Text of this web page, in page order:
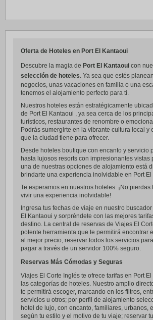
Oferta de Hoteles en Port El Kantaoui
Descubre la magia de Port El Kantaoui con
selección de hoteles. Ya sea que estés
negocios, unas vacaciones en familia o una
tenemos el alojamiento perfecto para ti.
Nuestros hoteles están estratégicamente
de Port El Kantaoui , ya sea cerca de los
turísticos, restaurantes de renombre o
Podrás sumergirte en la vibrante cultura local y
que la ciudad tiene para ofrecer.
Desde hoteles boutique con encanto y servicio
hasta lujosos resorts con impresionantes vistas
una de nuestras opciones de alojamiento está
brindarte una experiencia inolvidable en Port El
Te esperamos en nuestros hoteles. ¡No
vivir una experiencia inolvidable!
Ingresa tus fechas de viaje en nuestro
El Kantaoui y sorpréndete con las mejores
destino. La central de reservas de Viajes El
potente herramienta que te permitirá encontrar
al mejor precio, reservar todos los servicios
pagar a través de un servidor 100% seguro.
Reservas Más Cómodas y Seguras
Viajes El Corte Inglés te ofrece tarifas en Port
las categorías de hoteles. Nuestro amplio
te permitirá escoger, marcando en los filtros,
servicios u otros; por perfil de alojamiento
hotel de lujo, con encanto, familiares, urbanos,
según tu estilo y el motivo de tu viaje; reservar